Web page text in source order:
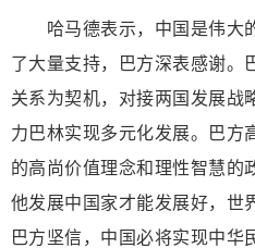
哈马德表示，中国是伟大
了大量支持，巴方深表感谢。
关系为契机，对接两国发展战
力巴林实现多元化发展。巴方
的高尚价值理念和理性智慧的
他发展中国家才能发展好，世
巴方坚信，中国必将实现中华